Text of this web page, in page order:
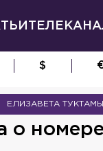
$
ЕЛИЗАВЕТА
о